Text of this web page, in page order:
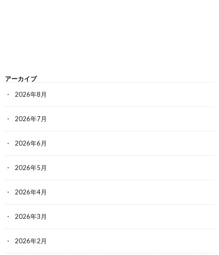
アーカイブ
2026年8月
2026年7月
2026年6月
2026年5月
2026年4月
2026年3月
2026年2月